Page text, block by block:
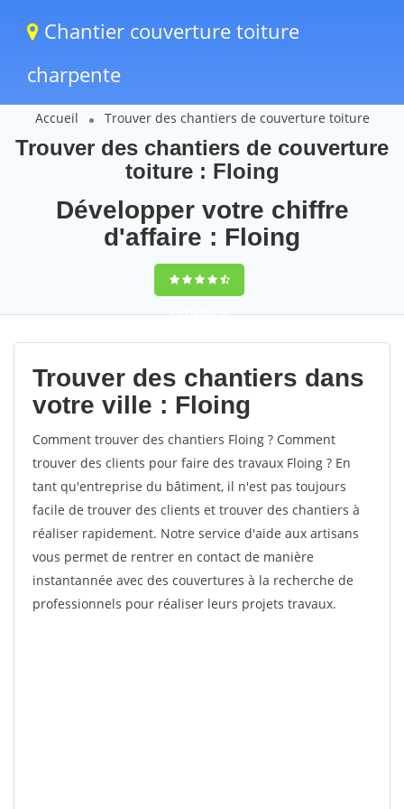
Chantier couverture toiture
charpente
Accueil Trouver des chantiers de couverture toiture
Trouver des chantiers de couverture
toiture : Floing
Développer votre chiffre
d'affaire : Floing
9,5(100%)59
votes
Trouver des chantiers dans
votre ville : Floing
Comment trouver des chantiers Floing ? Comment
trouver des clients pour faire des travaux Floing ? En
tant qu'entreprise du bâtiment, il n'est pas toujours
facile de trouver des clients et trouver des chantiers à
réaliser rapidement. Notre service d'aide aux artisans
vous permet de rentrer en contact de manière
instantannée avec des couvertures à la recherche de
professionnels pour réaliser leurs projets travaux.